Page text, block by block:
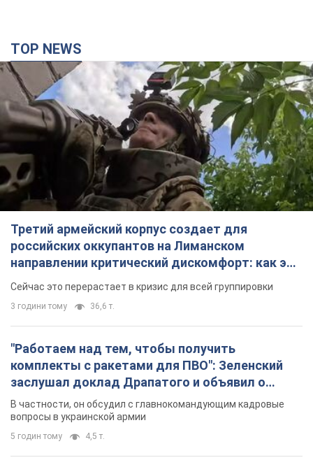
TOP NEWS
Третий армейский корпус создает для
российских оккупантов на Лиманском
направлении критический дискомфорт: как это
удалось
Сейчас это перерастает в кризис для всей группировки
3 години тому 36,6 т.
"Работаем над тем, чтобы получить
комплекты с ракетами для ПВО": Зеленский
заслушал доклад Драпатого и объявил о
новых мерах
В частности, он обсудил с главнокомандующим кадровые
вопросы в украинской армии
5 годин тому 4,5 т.